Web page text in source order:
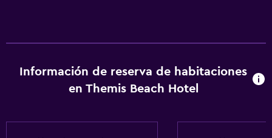
Información de reserva de habitaciones
en Themis Beach Hotel